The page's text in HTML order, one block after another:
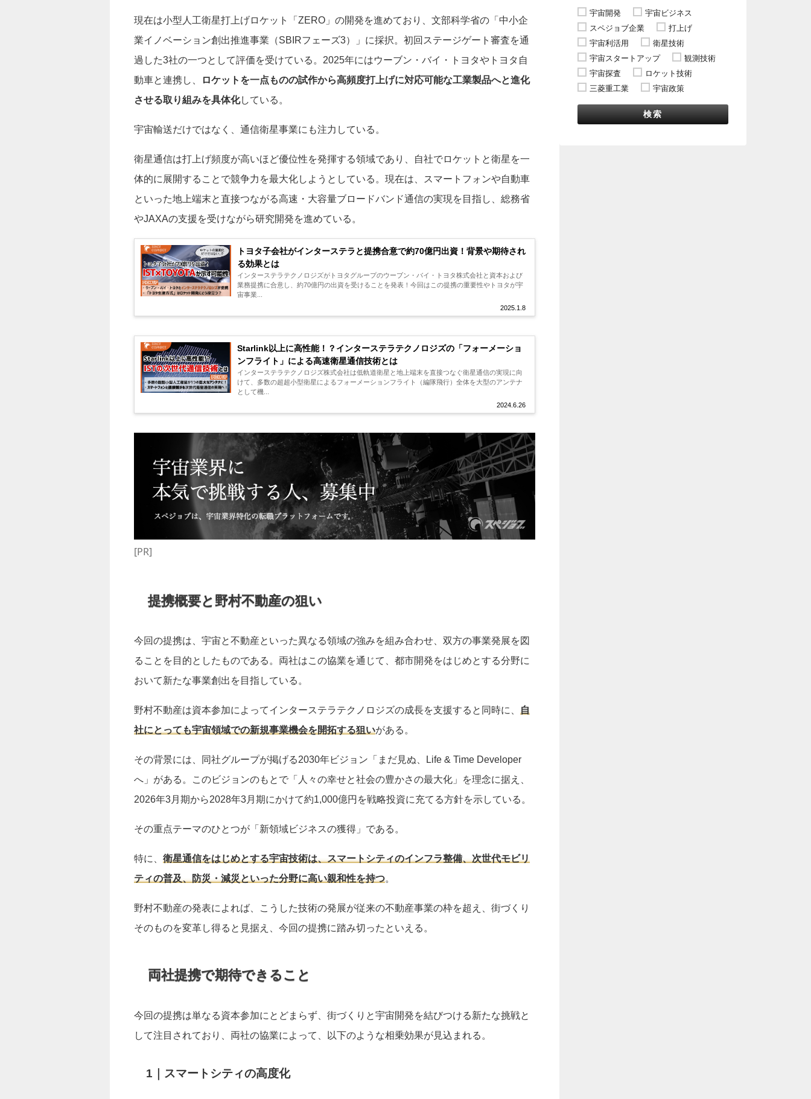
現在は小型人工衛星打上げロケット「ZERO」の開発を進めており、文部科学省の「中小企
業イノベーション創出推進事業（SBIRフェーズ3）」に採択。初回ステージゲート審査を通
過した3社の一つとして評価を受けている。2025年にはウーブン・バイ・トヨタやトヨタ自
動車と連携し、 ロケットを一点ものの試作から高頻度打上げに対応可能な工業製品へと進化
させる取り組みを具体化している。
宇宙輸送だけではなく、通信衛星事業にも注力している。
衛星通信は打上げ頻度が高いほど優位性を発揮する領域であり、自社でロケットと衛星を一
体的に展開することで競争力を最大化しようとしている。現在は、スマートフォンや自動車
といった地上端末と直接つながる高速・大容量ブロードバンド通信の実現を目指し、総務省
やJAXAの支援を受けながら研究開発を進めている。
トヨタ子会社がインターステラと提携合意で約70億円出資！背景や期待され
る効果とは
2025.1.8
インターステラテクノロジズがトヨタグループのウーブン・バイ・トヨタ株式会社と資本および
業務提携に合意し、約70億円の出資を受けることを発表！今回はこの提携の重要性やトヨタが宇
宙事業...
Starlink以上に高性能！？インターステラテクノロジズの「フォーメーショ
ンフライト」による高速衛星通信技術とは
2024.6.26
インターステラテクノロジズ株式会社は低軌道衛星と地上端末を直接つなぐ衛星通信の実現に向
けて、多数の超超小型衛星によるフォーメーションフライト（編隊飛行）全体を大型のアンテナ
として機...
[PR]
提携概要と野村不動産の狙い
今回の提携は、宇宙と不動産といった異なる領域の強みを組み合わせ、双方の事業発展を図
ることを目的としたものである。両社はこの協業を通じて、都市開発をはじめとする分野に
おいて新たな事業創出を目指している。
野村不動産は資本参加によってインターステラテクノロジズの成長を支援すると同時に、自
社にとっても宇宙領域での新規事業機会を開拓する狙いがある。
その背景には、同社グループが掲げる2030年ビジョン「まだ見ぬ、Life & Time Developer
へ」がある。このビジョンのもとで「人々の幸せと社会の豊かさの最大化」を理念に据え、
2026年3月期から2028年3月期にかけて約1,000億円を戦略投資に充てる方針を示している。
その重点テーマのひとつが「新領域ビジネスの獲得」である。
特に、衛星通信をはじめとする宇宙技術は、スマートシティのインフラ整備、次世代モビリ
ティの普及、防災・減災といった分野に高い親和性を持つ。
野村不動産の発表によれば、こうした技術の発展が従来の不動産事業の枠を超え、街づくり
そのものを変革し得ると見据え、今回の提携に踏み切ったといえる。
両社提携で期待できること
今回の提携は単なる資本参加にとどまらず、街づくりと宇宙開発を結びつける新たな挑戦と
して注目されており、両社の協業によって、以下のような相乗効果が見込まれる。
1｜スマートシティの高度化
宇宙開発
宇宙ビジネス
スペジョブ企業
打上げ
宇宙利活用
衛星技術
宇宙スタートアップ
観測技術
宇宙探査
ロケット技術
三菱重工業
宇宙政策
検索